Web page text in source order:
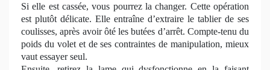
Si elle est cassée, vous pourrez la changer. Cette opération
est plutôt délicate. Elle entraîne d’extraire le tablier de ses
coulisses, après avoir ôté les butées d’arrêt. Compte-tenu du
poids du volet et de ses contraintes de manipulation, mieux
vaut essayer seul.